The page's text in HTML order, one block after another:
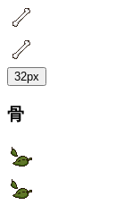
32px
骨